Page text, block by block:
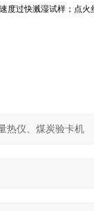
度过快溅湿试样；点